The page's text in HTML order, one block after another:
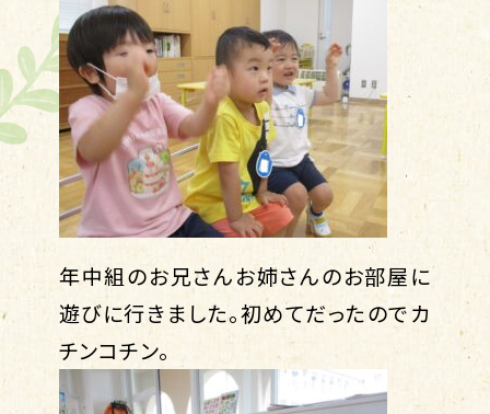
年中組のお兄さんお姉さんのお部屋に
遊びに行きました。初めてだったのでカ
チンコチン。